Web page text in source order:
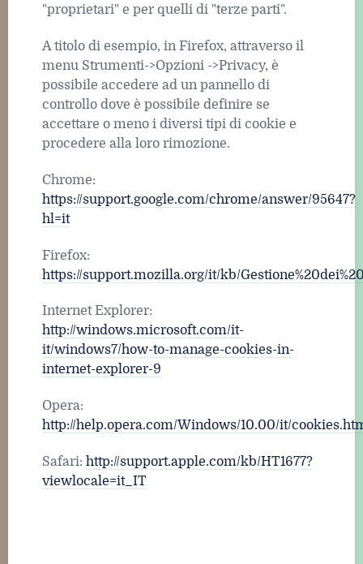
"proprietari" e per quelli di "terze parti".
A titolo di esempio, in Firefox, attraverso il
menu Strumenti->Opzioni ->Privacy, è
possibile accedere ad un pannello di
controllo dove è possibile definire se
accettare o meno i diversi tipi di cookie e
procedere alla loro rimozione.
Chrome:
https://support.google.com/chrome/answer/95647?
hl=it
Firefox:
https://support.mozilla.org/it/kb/
Internet Explorer:
http://windows.microsoft.com/it-
it/windows7/how-to-manage-cookies-in-
internet-explorer-9
Opera:
http://help.opera.com/Windows/10.00/it/
Safari: http://support.apple.com/kb/HT1677?
viewlocale=it_IT